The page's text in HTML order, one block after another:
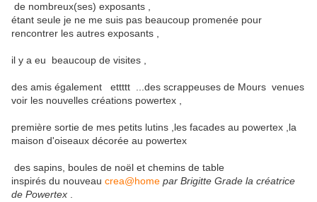
de nombreux(ses) exposants ,
étant seule je ne me suis pas beaucoup promenée pour
rencontrer les autres exposants ,
il y a eu beaucoup de visites ,
des amis également ettttt ...des scrappeuses de Mours venues
voir les nouvelles créations powertex ,
première sortie de mes petits lutins ,les facades au powertex ,la
maison d'oiseaux décorée au powertex
des sapins, boules de noël et chemins de table
inspirés du nouveau crea@home par Brigitte Grade la créatrice
de Powertex